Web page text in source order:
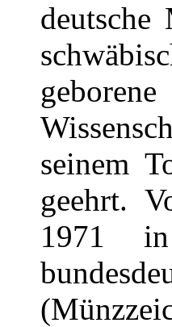
seinem
geehrt.
1971